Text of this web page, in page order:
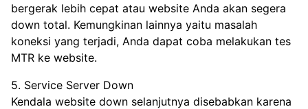
bergerak lebih cepat atau website Anda akan segera
down total. Kemungkinan lainnya yaitu masalah
koneksi yang terjadi, Anda dapat coba melakukan tes
MTR ke website.
5. Service Server Down
Kendala website down selanjutnya disebabkan karena